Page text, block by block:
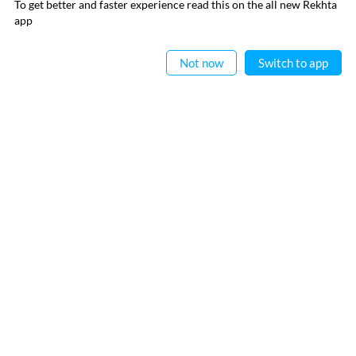
رابطہ کیجیے
To get better and faster experience read this on the all new Rekhta
app
Not now Switch to app